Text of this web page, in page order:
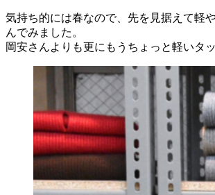
気持ち的には春なので、先を見据えて軽
んでみました。
岡安さんよりも更にもうちょっと軽いタッ